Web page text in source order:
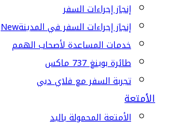
إنجاز إجراءات السفر
إنجاز إجراءات السفر في المدينةNew
خدمات المساعدة لأصحاب الهمم
طائرة بوينغ 737 ماكس
تجربة السفر مع فلاي دبي
الأمتعة
الأمتعة المحمولة باليد